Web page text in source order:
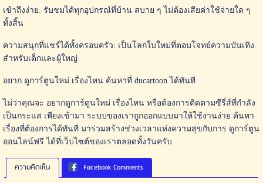
เข้าถึงง่าย: รับชมได้ทุกอุปกรณ์ที่บ้าน สบาย ๆ ไม่ต้องเสียค่าใช้จ่ายใด ๆ
ทั้งสิ้น
ความสนุกที่แชร์ได้ทั้งครอบครัว: เป็นโลกใบใหม่ที่ตอบโจทย์ความบันเทิง
สำหรับเด็กและผู้ใหญ่
อยาก ดูการ์ตูนใหม่ เรื่องไหน ค้นหาที่ ducartoon ได้ทันที
ไม่ว่าคุณจะ อยากดูการ์ตูนใหม่ เรื่องไหน หรือต้องการติดตามซีรี่ส์ที่กำลัง
เป็นกระแส เพียงเข้ามา ระบบของเราถูกออกแบบมาให้ใช้งานง่าย ค้นหา
เรื่องที่ต้องการได้ทันที มาร่วมสร้างช่วงเวลาแห่งความสุขกับการ ดูการ์ตูน
ออนไลน์ฟรี ได้ที่เว็บไซต์ของเราตลอดทั้งวันครับ
ความคิดเห็น Facebook Comments